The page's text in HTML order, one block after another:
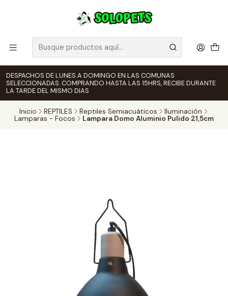
DESPACHOS DE LUNES A DOMINGO EN LAS COMUNAS
SELECCIONADAS. COMPRANDO HASTA LAS 15HRS, RECIBE DURANTE
LA TARDE DEL MISMO DIAS
Inicio REPTILES Reptiles Semiacuáticos
Iluminación
Lamparas - Focos
Lampara Domo Aluminio Pulido 21,5cm